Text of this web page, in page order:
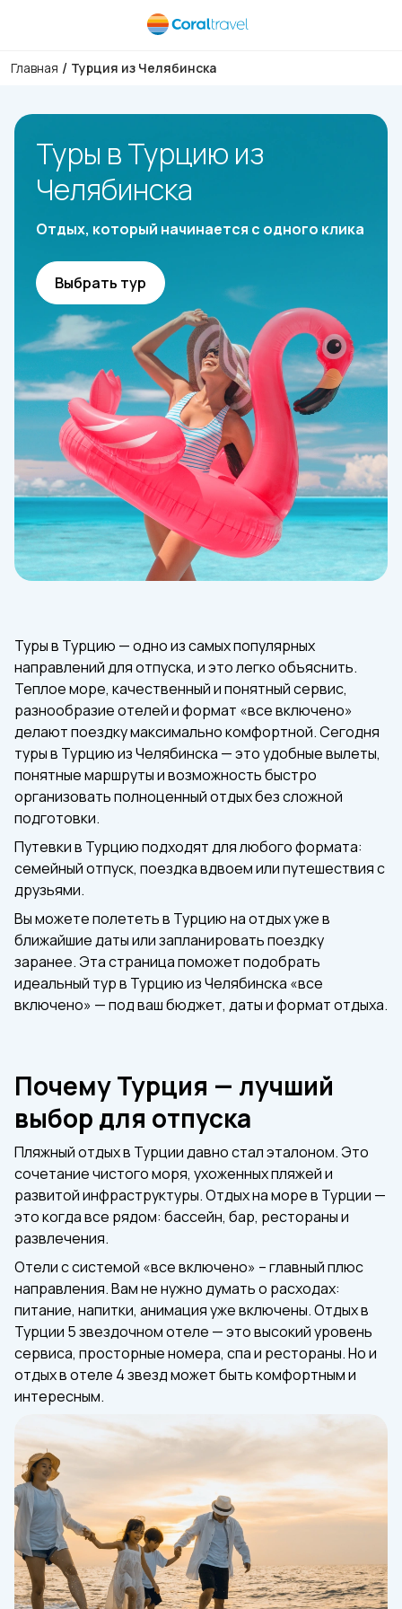
Главная / Турция из Челябинска
Туры в Турцию из
Челябинска
Отдых, который начинается с одного клика
Выбрать тур
Туры в Турцию — одно из самых популярных
направлений для отпуска, и это легко объяснить.
Теплое море, качественный и понятный сервис,
разнообразие отелей и формат «все включено»
делают поездку максимально комфортной. Сегодня
туры в Турцию из Челябинска — это удобные вылеты,
понятные маршруты и возможность быстро
организовать полноценный отдых без сложной
подготовки.
Путевки в Турцию подходят для любого формата:
семейный отпуск, поездка вдвоем или путешествия с
друзьями.
Вы можете полететь в Турцию на отдых уже в
ближайшие даты или запланировать поездку
заранее. Эта страница поможет подобрать
идеальный тур в Турцию из Челябинска «все
включено» — под ваш бюджет, даты и формат отдыха.
Почему Турция — лучший
выбор для отпуска
Пляжный отдых в Турции давно стал эталоном. Это
сочетание чистого моря, ухоженных пляжей и
развитой инфраструктуры. Отдых на море в Турции —
это когда все рядом: бассейн, бар, рестораны и
развлечения.
Отели с системой «все включено» – главный плюс
направления. Вам не нужно думать о расходах:
питание, напитки, анимация уже включены. Отдых в
Турции 5 звездочном отеле — это высокий уровень
сервиса, просторные номера, спа и рестораны. Но и
отдых в отеле 4 звезд может быть комфортным и
интересным.